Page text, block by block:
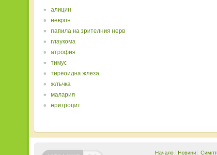
алицин
неврон
папила на зрителния нерв
глаукома
атрофия
тимус
тиреоидна жлеза
жлъчка
малария
еритроцит
Начало Новини